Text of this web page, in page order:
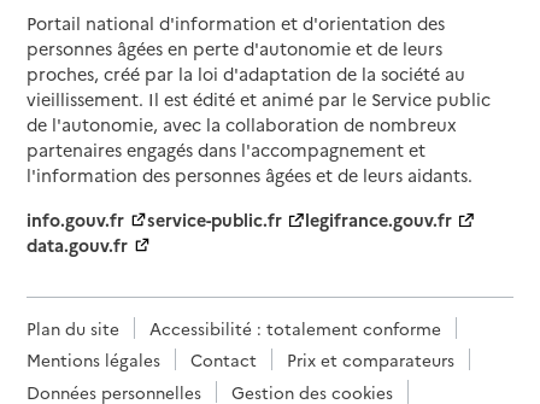
Portail national d'information et d'orientation des
personnes âgées en perte d'autonomie et de leurs
proches, créé par la loi d'adaptation de la société au
vieillissement. Il est édité et animé par le Service public
de l'autonomie, avec la collaboration de nombreux
partenaires engagés dans l'accompagnement et
l'information des personnes âgées et de leurs aidants.
info.gouv.fr
service-public.fr
legifrance.gouv.fr
data.gouv.fr
Plan du site
Accessibilité : totalement conforme
Mentions légales
Contact
Prix et comparateurs
Données personnelles
Gestion des cookies